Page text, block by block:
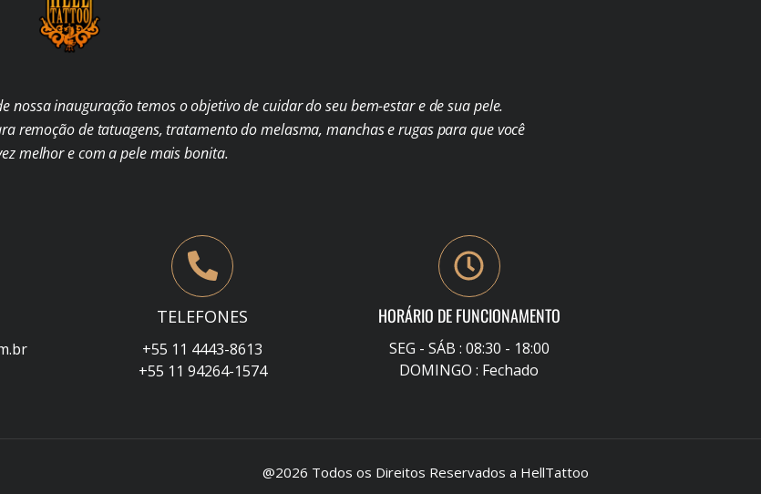
nossa inauguração temos o objetivo de cuidar do seu bem-estar e de sua pele.
remoção de tatuagens, tratamento do melasma, manchas e rugas para que você
melhor e com a pele mais bonita.
TELEFONES
+55 11 4443-8613
+55 11 94264-1574
HORÁRIO DE FUNCIONAMENTO
SEG - SÁB : 08:30 - 18:00
DOMINGO : Fechado
@2026 Todos os Direitos Reservados a HellTattoo